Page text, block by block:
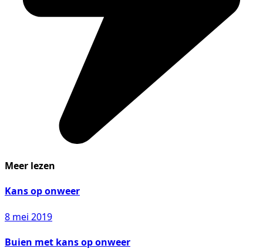
Meer lezen
Kans op onweer
8 mei 2019
Buien met kans op onweer